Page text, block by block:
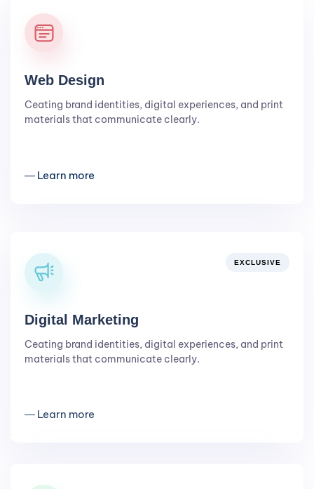
Web Design
Ceating brand identities, digital experiences, and print
materials that communicate clearly.
― Learn more
EXCLUSIVE
Digital Marketing
Ceating brand identities, digital experiences, and print
materials that communicate clearly.
― Learn more